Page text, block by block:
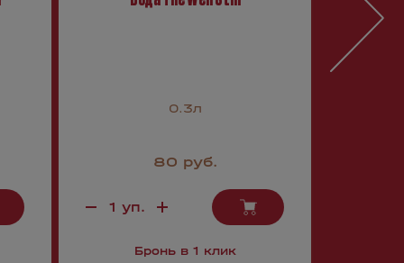
0.3л
80 руб.
Бронь в 1 клик